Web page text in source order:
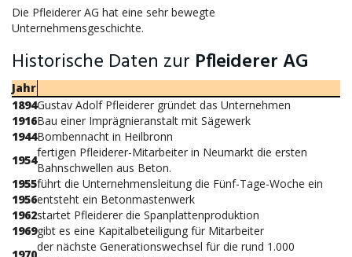
Die Pfleiderer AG hat eine sehr bewegte
Unternehmensgeschichte.
Historische Daten zur Pfleiderer AG
Jahr
1894Gustav Adolf Pfleiderer gründet das Unternehmen
1916Bau einer Imprägnieranstalt mit Sägewerk
1944Bombennacht in Heilbronn
1954
fertigen Pfleiderer-Mitarbeiter in Neumarkt die ersten
Bahnschwellen aus Beton.
1955führt die Unternehmensleitung die Fünf-Tage-Woche ein
1956entsteht ein Betonmastenwerk
1962startet Pfleiderer die Spanplattenproduktion
1969gibt es eine Kapitalbeteiligung für Mitarbeiter
der nächste Generationswechsel für die rund 1.000